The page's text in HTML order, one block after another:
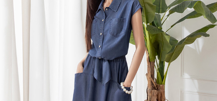
每筆NT$120，滿NT$699(含以上)免運費
查看運費